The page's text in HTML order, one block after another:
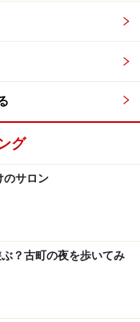
グ
のサロン
？古町の夜を歩いてみ